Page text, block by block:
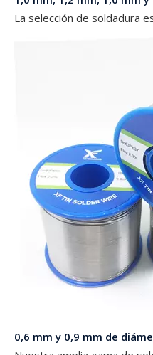
La selección de
Nuestra amplia gama de